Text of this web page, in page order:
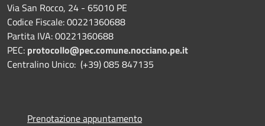
Via San Rocco, 24 - 65010 PE
Codice Fiscale: 00221360688
Partita IVA: 00221360688
PEC: protocollo@pec.comune.nocciano.pe.it
Centralino Unico: (+39) 085 847135
Prenotazione appuntamento